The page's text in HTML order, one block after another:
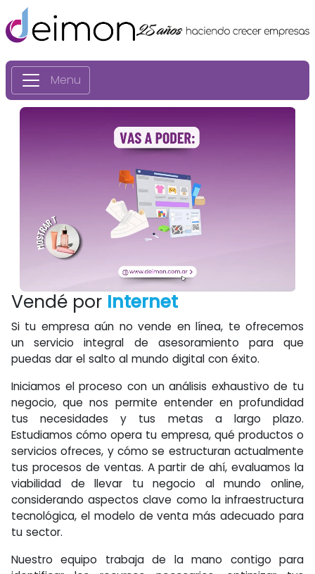
Menu
Vendé por Internet
Si tu empresa aún no vende en línea, te ofrecemos
un servicio integral de asesoramiento para que
puedas dar el salto al mundo digital con éxito.
Iniciamos el proceso con un análisis exhaustivo de tu
negocio, que nos permite entender en profundidad
tus necesidades y tus metas a largo plazo.
Estudiamos cómo opera tu empresa, qué productos o
servicios ofreces, y cómo se estructuran actualmente
tus procesos de ventas. A partir de ahí, evaluamos la
viabilidad de llevar tu negocio al mundo online,
considerando aspectos clave como la infraestructura
tecnológica, el modelo de venta más adecuado para
tu sector.
Nuestro equipo trabaja de la mano contigo para